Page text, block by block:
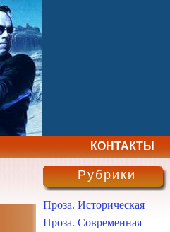
КОНТАКТЫ
Рубрики
Проза. Историческая
Проза. Современная